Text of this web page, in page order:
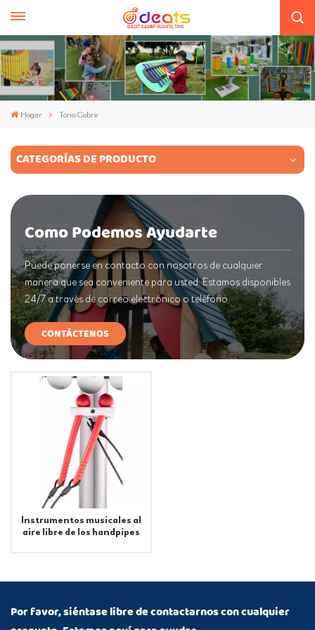
Hogar Tono Cobre
CATEGORÍAS DE PRODUCTO
Como Podemos Ayudarte
Puede ponerse en contacto con nosotros de cualquier
manera que sea conveniente para usted. Estamos disponibles
24/7 a través de correo electrónico o teléfono.
CONTÁCTENOS
Instrumentos musicales al
aire libre de los handpipes
Por favor, siéntase libre de contactarnos con cualquier